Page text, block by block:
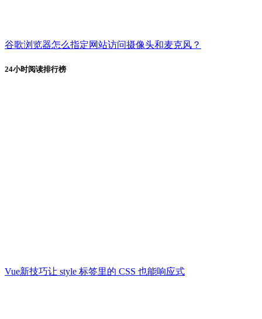
谷歌浏览器怎么指定网站访问摄像头和麦克风？
24小时阅读排行榜
Vue新技巧让 style 标签里的 CSS 也能响应式